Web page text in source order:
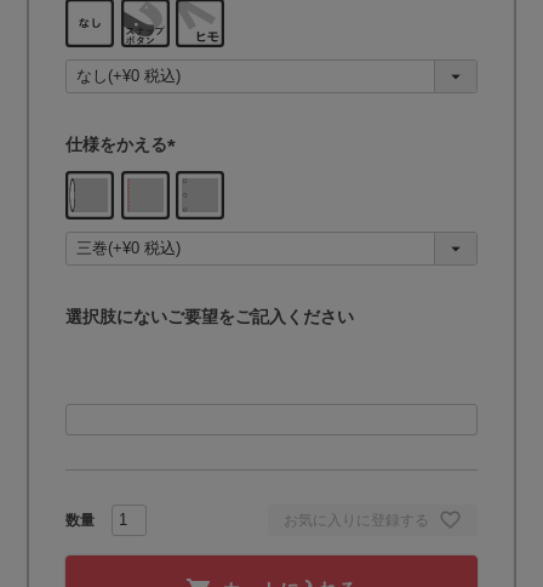
お気に入りに登録する
(
必
須
)
仕様をかえる
(
必
須
)
選択肢にないご要望をご記入ください